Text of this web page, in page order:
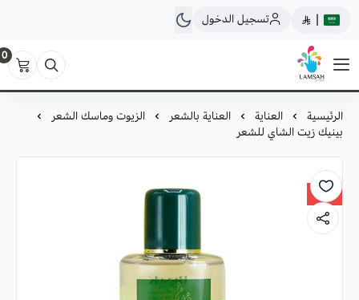
| تسجيل الدخول
لمسة ستور
0
الرئيسية العناية العناية بالشعر
الزيوت وماسك الشعر
بينيك زيت الشاي للشعر
New